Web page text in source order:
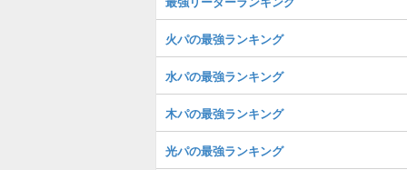
火パの最強ランキング
水パの最強ランキング
木パの最強ランキング
光パの最強ランキング